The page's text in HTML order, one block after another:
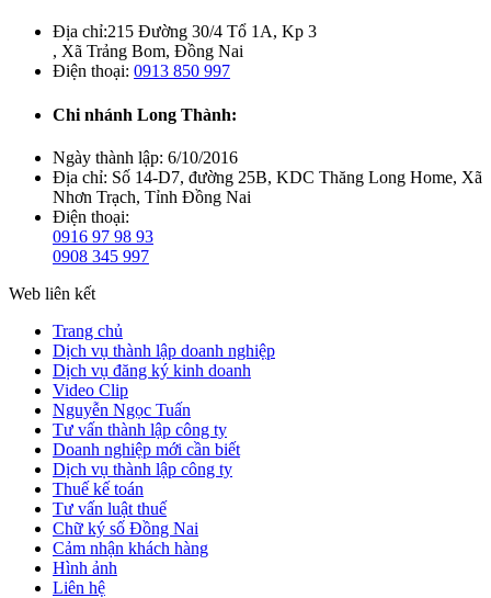
Địa chỉ:215 Đường 30/4 Tổ 1A, Kp 3
, Xã Trảng Bom, Đồng Nai
Điện thoại: 0913 850 997
Chi nhánh Long Thành:
Ngày thành lập: 6/10/2016
Địa chỉ: Số 14-D7, đường 25B, KDC Thăng Long Home, Xã
Nhơn Trạch, Tỉnh Đồng Nai
Điện thoại:
0916 97 98 93
0908 345 997
Web liên kết
Trang chủ
Dịch vụ thành lập doanh nghiệp
Dịch vụ đăng ký kinh doanh
Video Clip
Nguyễn Ngọc Tuấn
Tư vấn thành lập công ty
Doanh nghiệp mới cần biết
Dịch vụ thành lập công ty
Thuế kế toán
Tư vấn luật thuế
Chữ ký số Đồng Nai
Cảm nhận khách hàng
Hình ảnh
Liên hệ